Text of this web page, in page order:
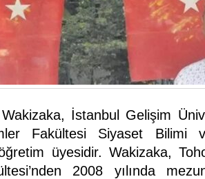
İstanbul Gelişim
Fakültesi Siyaset Bilimi
üyesidir. Wakizaka,
2008 yılında